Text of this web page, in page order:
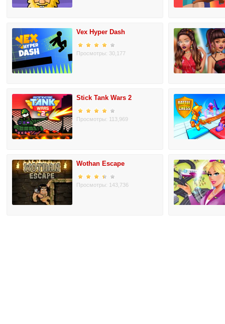
Vex Hyper Dash
Просмотры: 30,177
Stick Tank Wars 2
Просмотры: 113,969
Wothan Escape
Просмотры: 143,736